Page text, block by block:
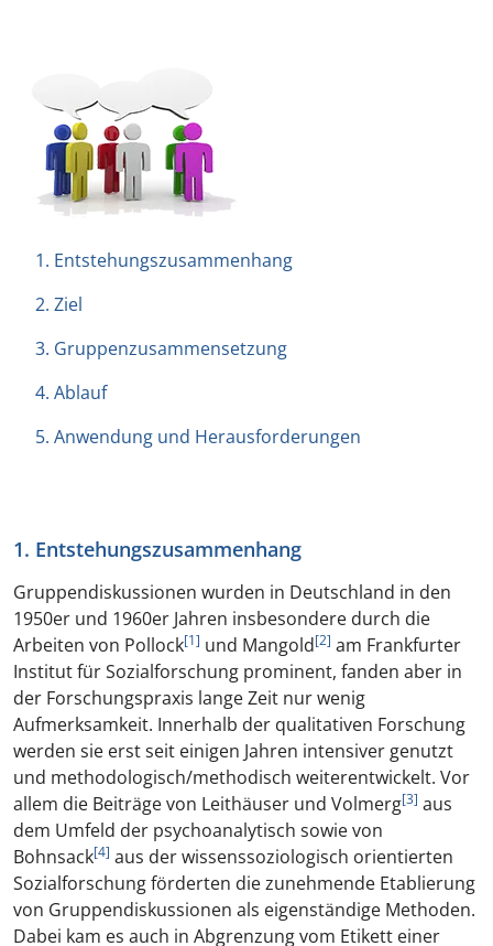
1. Entstehungszusammenhang
2. Ziel
3. Gruppenzusammensetzung
4. Ablauf
5. Anwendung und Herausforderungen
1. Entstehungszusammenhang
Gruppendiskussionen wurden in Deutschland in den
1950er und 1960er Jahren insbesondere durch die
Arbeiten von Pollock[1] und Mangold[2] am Frankfurter
Institut für Sozialforschung prominent, fanden aber in
der Forschungspraxis lange Zeit nur wenig
Aufmerksamkeit. Innerhalb der qualitativen Forschung
werden sie erst seit einigen Jahren intensiver genutzt
und methodologisch/methodisch weiterentwickelt. Vor
allem die Beiträge von Leithäuser und Volmerg[3] aus
dem Umfeld der psychoanalytisch sowie von
Bohnsack[4] aus der wissenssoziologisch orientierten
Sozialforschung förderten die zunehmende Etablierung
von Gruppendiskussionen als eigenständige Methoden.
Dabei kam es auch in Abgrenzung vom Etikett einer